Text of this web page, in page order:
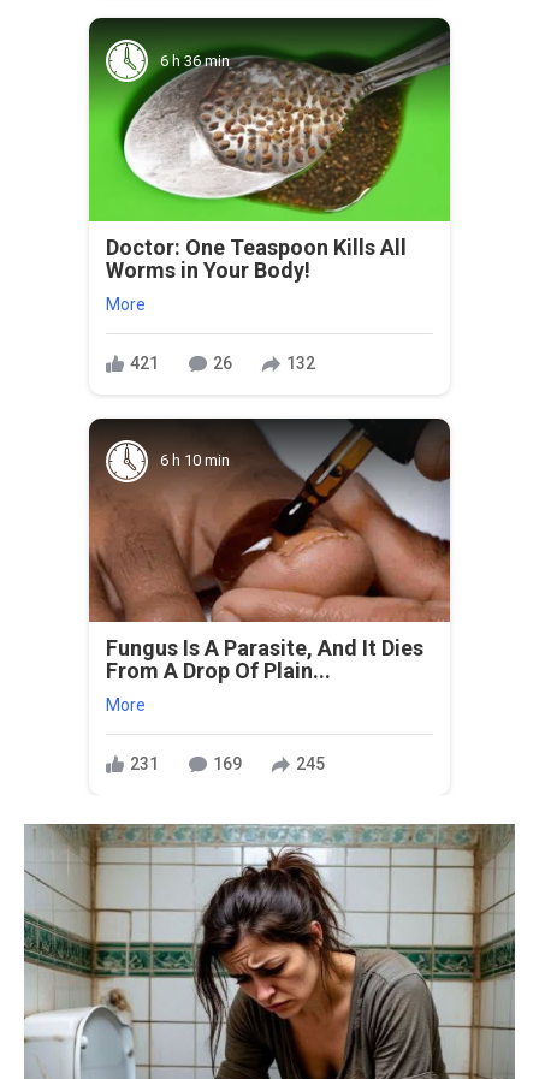
6 h 36 min
Doctor: One Teaspoon Kills All
Worms in Your Body!
More
421 26 132
6 h 10 min
Fungus Is A Parasite, And It Dies
From A Drop Of Plain...
More
231 169 245